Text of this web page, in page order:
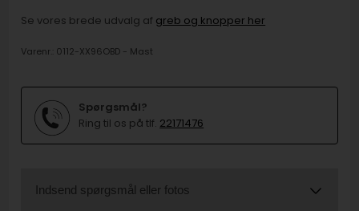
Se vores brede udvalg af greb og knopper her
Varenr.: 0112-XX96OBD - Mast
Spørgsmål?
Ring til os på tlf. 22171476
Indsend spørgsmål eller fotos